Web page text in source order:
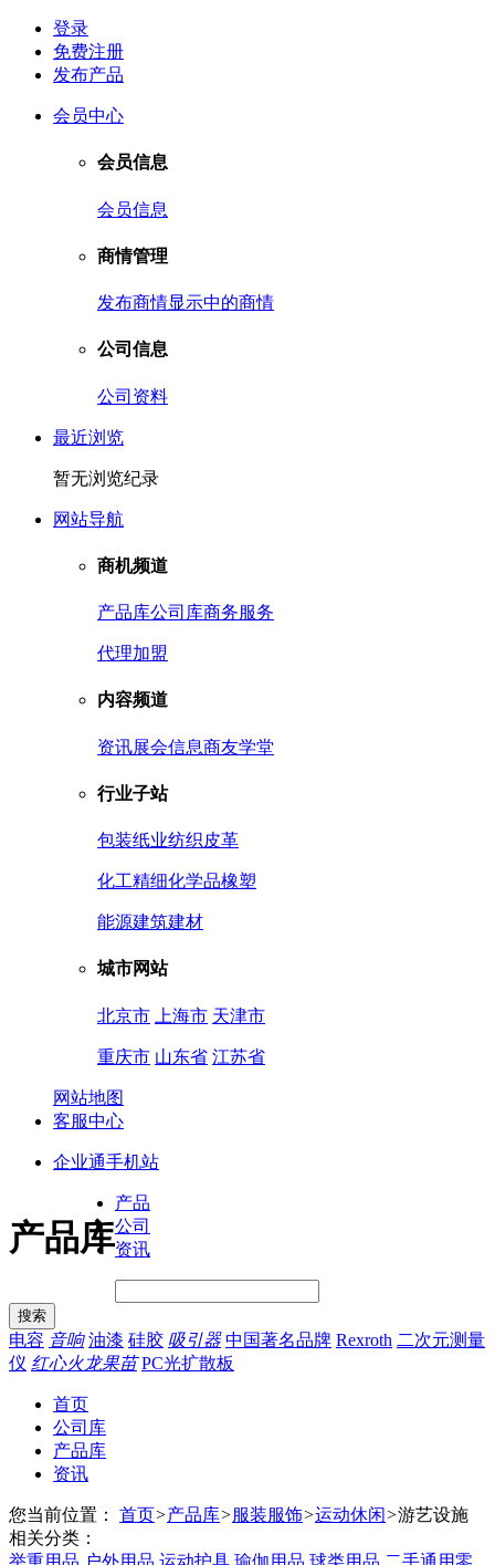
登录
免费注册
发布产品
会员中心
会员信息
会员信息
商情管理
发布商情显示中的商情
公司信息
公司资料
最近浏览
暂无浏览纪录
网站导航
商机频道
产品库公司库商务服务
代理加盟
内容频道
资讯展会信息商友学堂
行业子站
包装纸业纺织皮革
化工精细化学品橡塑
能源建筑建材
城市网站
北京市 上海市 天津市
重庆市 山东省 江苏省
网站地图
客服中心
企业通手机站
产品库
产品
公司
资讯
电容 音响 油漆 硅胶 吸引器 中国著名品牌 Rexroth 二次元测量
仪 红心火龙果苗 PC光扩散板
首页
公司库
产品库
资讯
您当前位置： 首页>产品库>服装服饰>运动休闲>游艺设施
相关分类：
举重用品 户外用品 运动护具 瑜伽用品 球类用品 二手通用零